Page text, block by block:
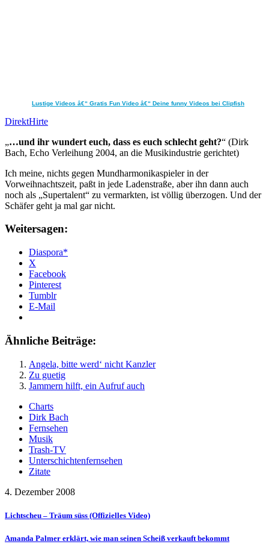
Lustige Videos â€“ Gratis Fun Video â€“ Deine funny Videos bei Clipfish
DirektHirte
„…und ihr wundert euch, dass es euch schlecht geht?“ (Dirk
Bach, Echo Verleihung 2004, an die Musikindustrie gerichtet)
Ich meine, nichts gegen Mundharmonikaspieler in der
Vorweihnachtszeit, paßt in jede Ladenstraße, aber ihn dann auch
noch als „Supertalent“ zu vermarkten, ist völlig überzogen. Und der
Schäfer geht ja mal gar nicht.
Weitersagen:
Diaspora*
X
Facebook
Pinterest
Tumblr
E-Mail
Ähnliche Beiträge:
Angela, bitte werd‘ nicht Kanzler
Zu guetig
Jammern hilft, ein Aufruf auch
Charts
Dirk Bach
Fernsehen
Musik
Trash-TV
Unterschichtenfernsehen
Zitate
4. Dezember 2008
Lichtscheu – Träum süss (Offizielles Video)
Amanda Palmer erklärt, wie man seinen Scheiß verkauft bekommt